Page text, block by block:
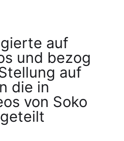
auf
und bezog
auf
die in
von Soko